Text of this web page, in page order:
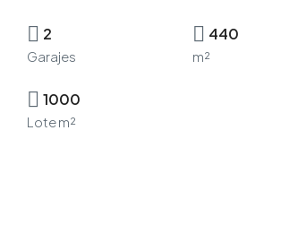
2
Garajes
440
m²
1000
Lote m²